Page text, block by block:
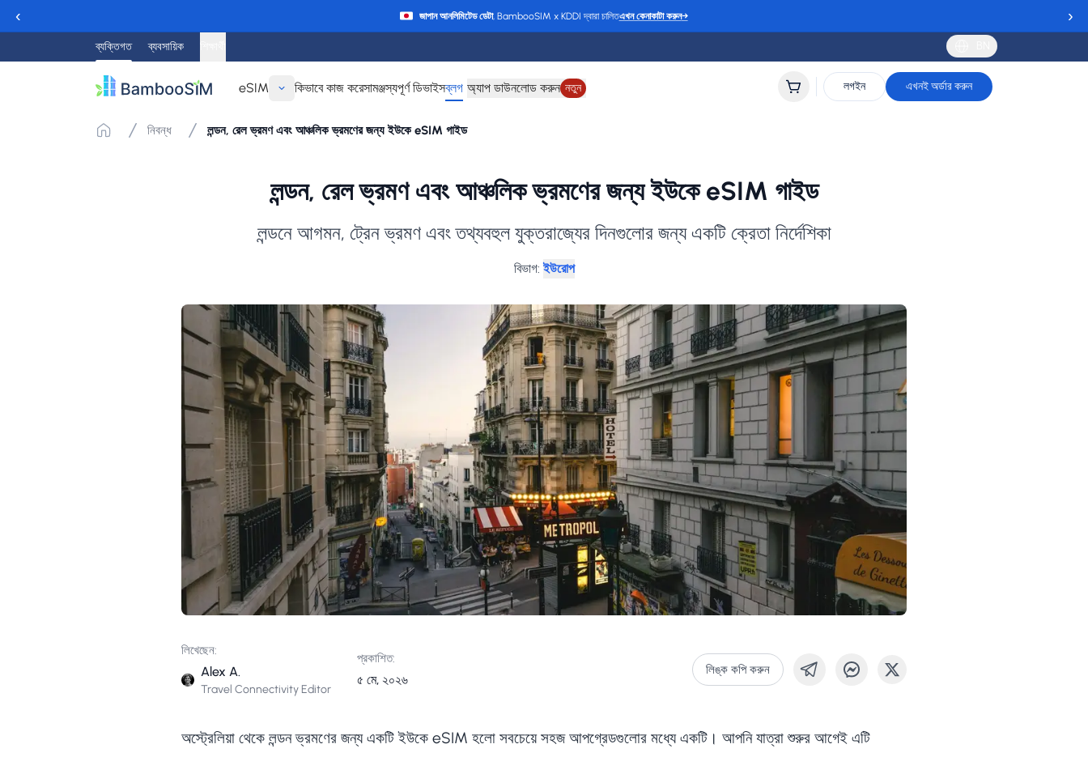
‹ জাপান আনলিমিটেড ডেটা, BambooSIM x KDDI দ্বারা চালিতএখন কেনাকাটা করুন→ ›
ব্যক্তিগত ব্যবসায়িক
eSIM কিভাবে কাজ করেসামঞ্জস্যপূর্ণ ডিভাইসব্লগ অ্যাপ ডাউনলোড করুন নতুন লগইন এখনই অর্ডার করুন
নিবন্ধ লন্ডন, রেল ভ্রমণ এবং আঞ্চলিক ভ্রমণের জন্য ইউকে eSIM গাইড
লন্ডন, রেল ভ্রমণ এবং আঞ্চলিক ভ্রমণের জন্য ইউকে eSIM গাইড
লন্ডনে আগমন, ট্রেন ভ্রমণ এবং তথ্যবহুল যুক্তরাজ্যের দিনগুলোর জন্য একটি ক্রেতা নির্দেশিকা
বিভাগ: ইউরোপ
লিখেছেন:
Alex A.
Travel Connectivity Editor
প্রকাশিত:
৫ মে, ২০২৬
লিঙ্ক কপি করুন
অস্ট্রেলিয়া থেকে লন্ডন ভ্রমণের জন্য একটি ইউকে eSIM হলো সবচেয়ে সহজ আপগ্রেডগুলোর মধ্যে একটি। আপনি যাত্রা শুরুর আগেই এটি